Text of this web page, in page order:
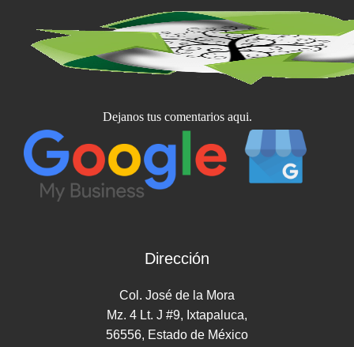
Dejanos tus comentarios aqui.
Dirección
Col. José de la Mora
Mz. 4 Lt. J #9, Ixtapaluca,
56556, Estado de México